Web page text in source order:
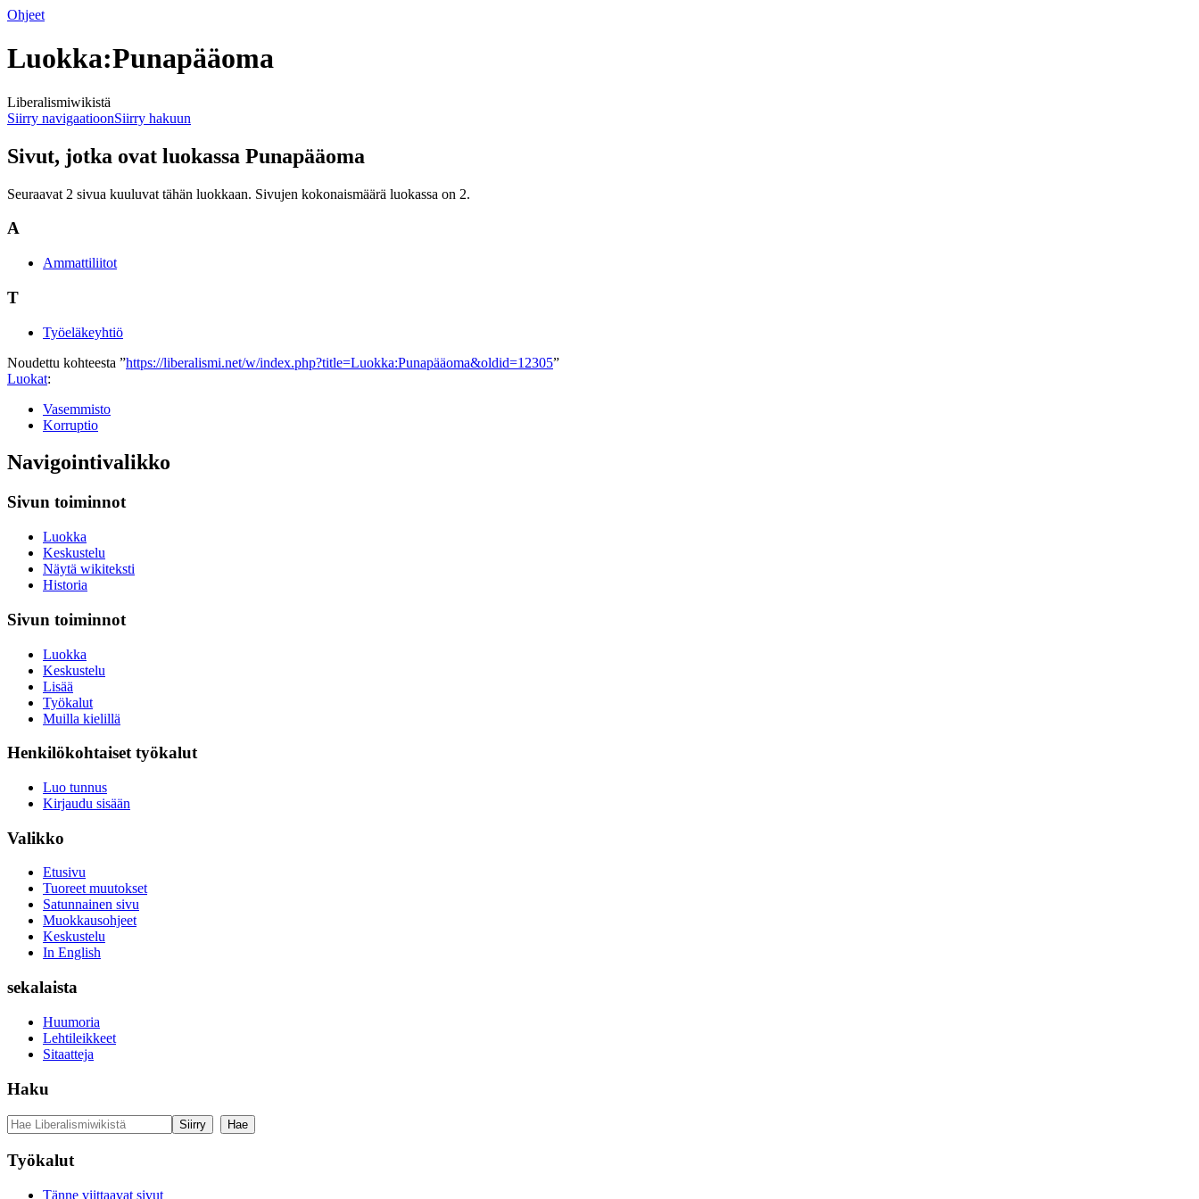
Ohjeet
Luokka:Punapääoma
Liberalismiwikistä
Siirry navigaatioonSiirry hakuun
Sivut, jotka ovat luokassa Punapääoma
Seuraavat 2 sivua kuuluvat tähän luokkaan. Sivujen kokonaismäärä luokassa on 2.
A
Ammattiliitot
T
Työeläkeyhtiö
Noudettu kohteesta ”https://liberalismi.net/w/index.php?title=Luokka:Punapääoma&oldid=12305”
Luokat:
Vasemmisto
Korruptio
Navigointivalikko
Sivun toiminnot
Luokka
Keskustelu
Näytä wikiteksti
Historia
Sivun toiminnot
Luokka
Keskustelu
Lisää
Työkalut
Muilla kielillä
Henkilökohtaiset työkalut
Luo tunnus
Kirjaudu sisään
Valikko
Etusivu
Tuoreet muutokset
Satunnainen sivu
Muokkausohjeet
Keskustelu
In English
sekalaista
Huumoria
Lehtileikkeet
Sitaatteja
Haku
Työkalut
Tänne viittaavat sivut